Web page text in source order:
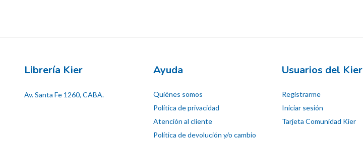
Librería Kier
Av. Santa Fe 1260, CABA.
Ayuda
Quiénes somos
Política de privacidad
Atención al cliente
Política de devolución y/o cambio
Usuarios del Kier
Registrarme
Iniciar sesión
Tarjeta Comunidad Kier